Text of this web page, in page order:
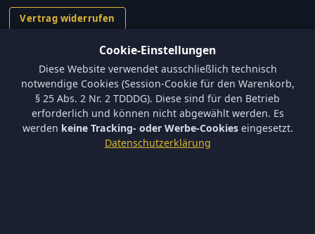
Vertrag widerrufen
Versand und Zahlungsbedingungen
Batterieverordnung & Sicherheitshinweise
Datenschutz
Cookie-Einstellungen
Diese Website verwendet ausschließlich technisch
notwendige Cookies (Session-Cookie für den Warenkorb,
§ 25 Abs. 2 Nr. 2 TDDDG). Diese sind für den Betrieb
erforderlich und können nicht abgewählt werden. Es
werden keine Tracking- oder Werbe-Cookieseingesetzt.
Datenschutzerklärung